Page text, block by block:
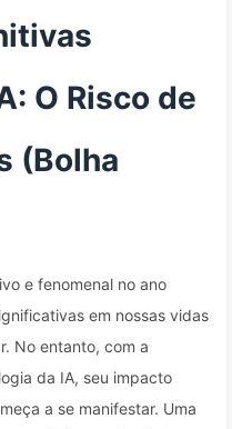
O Risco de
(Bolha
e fenomenal no ano
em nossas vidas
No entanto, com a
da IA, seu impacto
a se manifestar. Uma